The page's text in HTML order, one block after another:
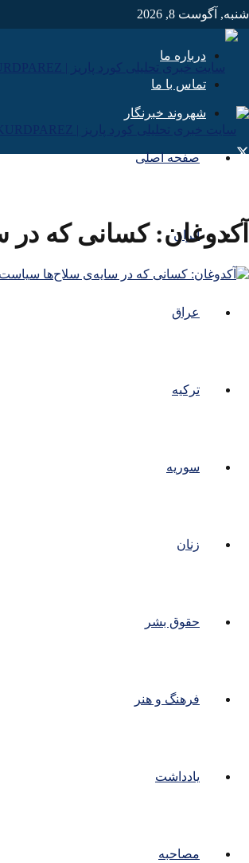
شنبه, آگوست 8, 2026
درباره ما
تماس با ما
شهروند خبرنگار
صفحه اصلی
ایران
عراق
ترکیه
سوریه
زنان
حقوق بشر
فرهنگ و هنر
یادداشت
مصاحبه
آکدوغان: کسانی که در